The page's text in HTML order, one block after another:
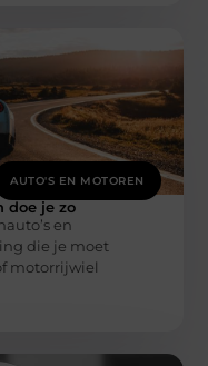
AUTO'S EN MOTOREN
doe je zo
en
die je moet
motorrijwiel